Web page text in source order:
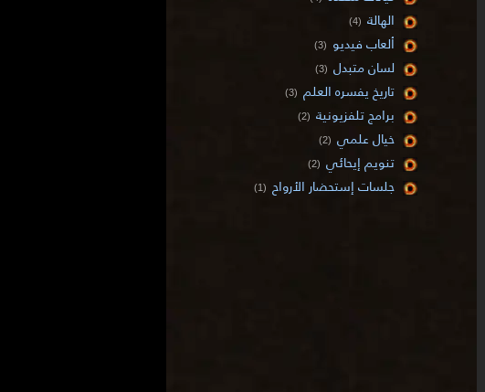
الهالة (4)
ألعاب فيديو (3)
لسان متبدل (3)
تاريخ يفسره العلم (3)
برامج تلفزيونية (2)
خيال علمي (2)
تنويم إيحائي (2)
جلسات إستحضار الأرواح (1)